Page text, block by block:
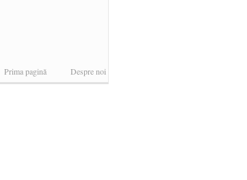
Prima pagină Despre noi